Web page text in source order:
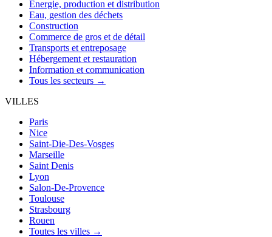
Énergie, production et distribution
Eau, gestion des déchets
Construction
Commerce de gros et de détail
Transports et entreposage
Hébergement et restauration
Information et communication
Tous les secteurs →
VILLES
Paris
Nice
Saint-Die-Des-Vosges
Marseille
Saint Denis
Lyon
Salon-De-Provence
Toulouse
Strasbourg
Rouen
Toutes les villes →